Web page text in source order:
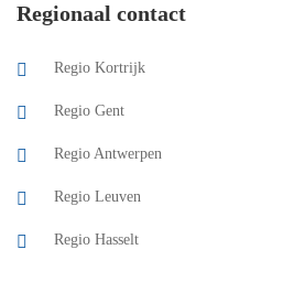
Regionaal contact
Regio Kortrijk
Regio Gent
Regio Antwerpen
Regio Leuven
Regio Hasselt